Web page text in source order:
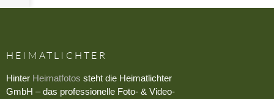
HEIMATLICHTER
Hinter Heimatfotos steht die Heimatlichter
GmbH – das professionelle Foto- & Video-